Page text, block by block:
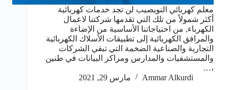
معلم كهربائي النويصيب لن تجد خدمات كهربائية
أكثر شمولاً من تلك التي تقدمها شركتنا لاعمال
الكهرباء, من احتياجاتنا الأساسية من الإضاءة
والمرافق الكهربائية إلى تطبيقات الأسلاك الكهربائية
التجارية والصناعية الضخمة التي تبقي الشركات
والمستشفيات والمدارس ومراكز البيانات في طنين
،…
Ammar Alkurdi
مارس 29, 2021